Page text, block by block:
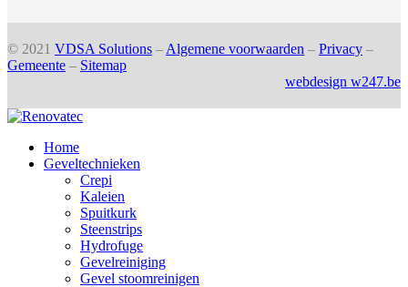
© 2021 VDSA Solutions – Algemene voorwaarden – Privacy –
Gemeente – Sitemap
webdesign w247.be
Home
Geveltechnieken
Crepi
Kaleien
Spuitkurk
Steenstrips
Hydrofuge
Gevelreiniging
Gevel stoomreinigen